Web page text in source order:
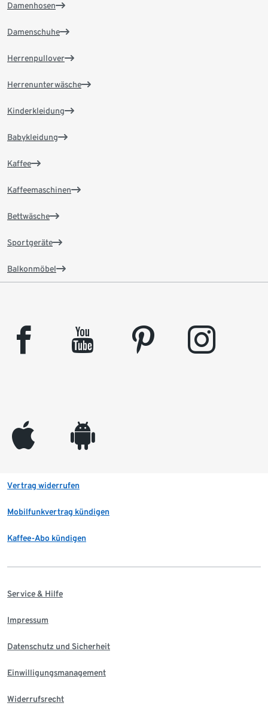
Damenhosen
Damenschuhe
Herrenpullover
Herrenunterwäsche
Kinderkleidung
Babykleidung
Kaffee
Kaffeemaschinen
Bettwäsche
Sportgeräte
Balkonmöbel
facebook youtube pinterest instagram
appleinc android
Vertrag widerrufen
Mobilfunkvertrag kündigen
Kaffee-Abo kündigen
Service & Hilfe
Impressum
Datenschutz und Sicherheit
Einwilligungsmanagement
Widerrufsrecht